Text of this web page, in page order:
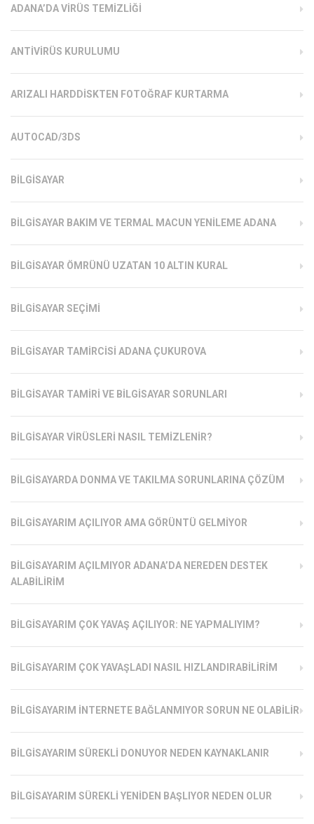
ADANA’DA VIRÜS TEMIZLIĞI
ANTIVIRÜS KURULUMU
ARIZALI HARDDISKTEN FOTOĞRAF KURTARMA
AUTOCAD/3DS
BILGISAYAR
BILGISAYAR BAKIM VE TERMAL MACUN YENILEME ADANA
BILGISAYAR ÖMRÜNÜ UZATAN 10 ALTIN KURAL
BILGISAYAR SEÇIMI
BILGISAYAR TAMIRCISI ADANA ÇUKUROVA
BILGISAYAR TAMIRI VE BILGISAYAR SORUNLARI
BILGISAYAR VIRÜSLERI NASIL TEMIZLENIR?
BILGISAYARDA DONMA VE TAKILMA SORUNLARINA ÇÖZÜM
BILGISAYARIM AÇILIYOR AMA GÖRÜNTÜ GELMIYOR
BILGISAYARIM AÇILMIYOR ADANA’DA NEREDEN DESTEK
ALABILIRIM
BILGISAYARIM ÇOK YAVAŞ AÇILIYOR: NE YAPMALIYIM?
BILGISAYARIM ÇOK YAVAŞLADI NASIL HIZLANDIRABILIRIM
BILGISAYARIM İNTERNETE BAĞLANMIYOR SORUN NE OLABILIR
BILGISAYARIM SÜREKLI DONUYOR NEDEN KAYNAKLANIR
BILGISAYARIM SÜREKLI YENIDEN BAŞLIYOR NEDEN OLUR